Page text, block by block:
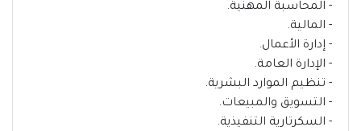
- المحاسبة المهنية.
- المالية.
- إدارة الأعمال.
- الإدارة العامة.
- تنظيم الموارد البشرية.
- التسويق والمبيعات.
- السكرتارية التنفيذية.